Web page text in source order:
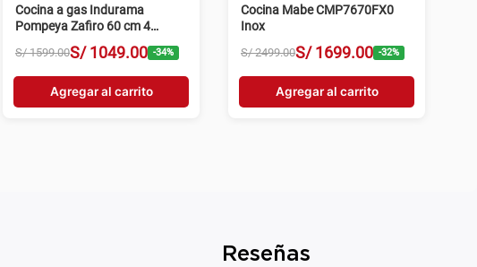
Cocina a gas Indurama
Pompeya Zafiro 60 cm 4
hornillas negro
S/ 1599.00S/ 1049.00 -34%
Agregar al carrito
Cocina Mabe CMP7670FX0
Inox
S/ 2499.00S/ 1699.00 -32%
Agregar al carrito
Reseñas